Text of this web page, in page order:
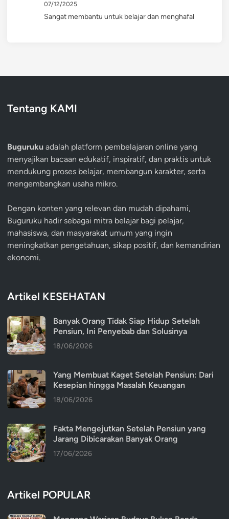
07/12/2025
Sangat membantu untuk belajar dan menghafal
Tentang KAMI
Buguruku adalah platform pembelajaran online yang
menyajikan bacaan edukatif, inspiratif, dan praktis untuk
mendukung proses belajar, membangun karakter, serta
mengembangkan usaha mikro.
Dengan konten yang relevan dan mudah dipahami,
Buguruku hadir sebagai mitra belajar bagi pelajar,
mahasiswa, dan masyarakat umum yang ingin
meningkatkan pengetahuan, sikap positif, dan kemandirian
ekonomi.
Artikel KESEHATAN
Banyak Orang Tidak Siap Hidup Setelah
Pensiun, Ini Penyebab dan Solusinya
18/06/2026
Yang Membuat Kaget Setelah Pensiun: Dari
Kesepian hingga Masalah Keuangan
18/06/2026
Fakta Mengejutkan Setelah Pensiun yang
Jarang Dibicarakan Banyak Orang
17/06/2026
Artikel POPULAR